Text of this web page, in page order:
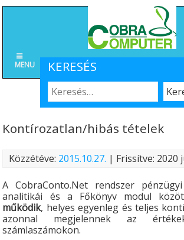
KERESÉS
MENU
Kontírozatlan/hibás tételek
Közzétéve: 2015.10.27. | Frissítve: 2020
A CobraConto.Net rendszer pénzügyi
analitikái és a Főkönyv modul
működik, helyes egyenleg és teljes
azonnal megjelennek az
számlaszámokon.